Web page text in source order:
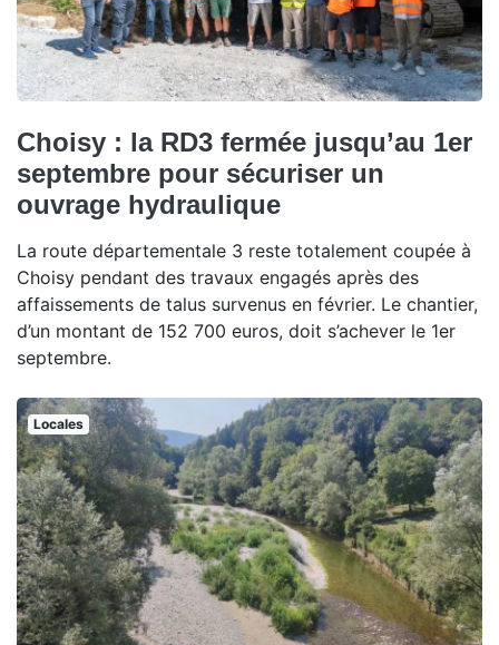
Choisy : la RD3 fermée jusqu’au 1er
septembre pour sécuriser un
ouvrage hydraulique
La route départementale 3 reste totalement coupée à
Choisy pendant des travaux engagés après des
affaissements de talus survenus en février. Le chantier,
d’un montant de 152 700 euros, doit s’achever le 1er
septembre.
Locales